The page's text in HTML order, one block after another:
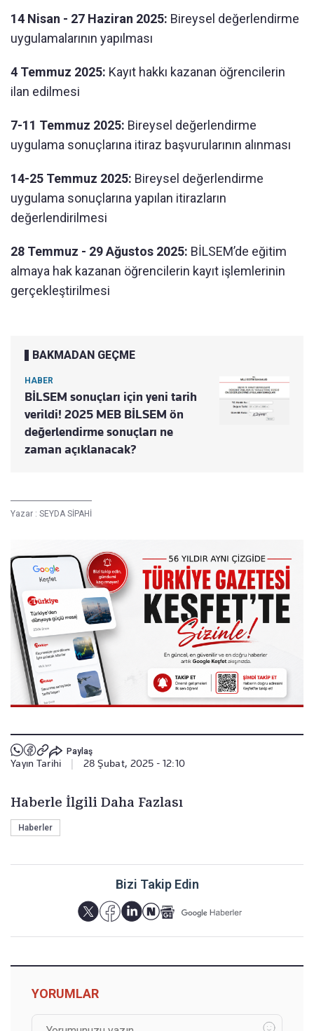
14 Nisan - 27 Haziran 2025: Bireysel değerlendirme
uygulamalarının yapılması
4 Temmuz 2025: Kayıt hakkı kazanan öğrencilerin
ilan edilmesi
7-11 Temmuz 2025: Bireysel değerlendirme
uygulama sonuçlarına itiraz başvurularının alınması
14-25 Temmuz 2025: Bireysel değerlendirme
uygulama sonuçlarına yapılan itirazların
değerlendirilmesi
28 Temmuz - 29 Ağustos 2025: BİLSEM’de eğitim
almaya hak kazanan öğrencilerin kayıt işlemlerinin
gerçekleştirilmesi
BAKMADAN GEÇME
HABER
BİLSEM sonuçları için yeni tarih
verildi! 2025 MEB BİLSEM ön
değerlendirme sonuçları ne
zaman açıklanacak?
Yazar : SEYDA SİPAHİ
Paylaş
Yayın Tarihi 28 Şubat, 2025 - 12:10
Haberle İlgili Daha Fazlası
Haberler
Bizi Takip Edin
YORUMLAR